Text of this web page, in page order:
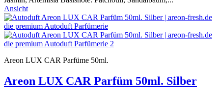
Ansicht
Areon LUX CAR Parfüme 50ml.
Areon LUX CAR Parfüm 50ml. Silber